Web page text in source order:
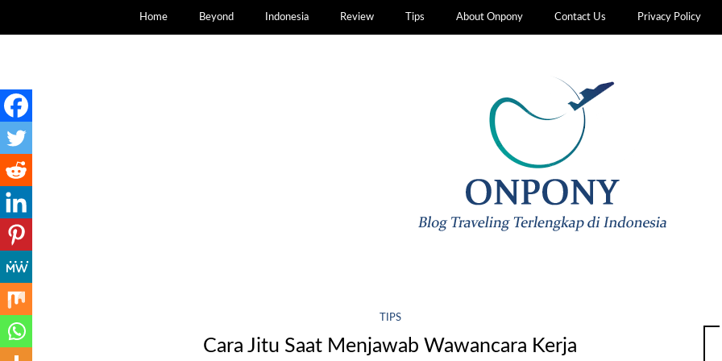
Home Beyond Indonesia Review Tips About Onpony Contact Us Privacy Policy
TIPS
Cara Jitu Saat Menjawab Wawancara Kerja